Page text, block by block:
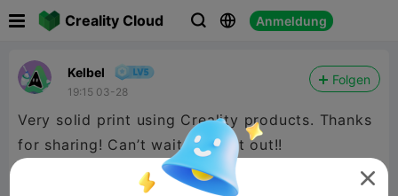
Creality Cloud   Anmeldung
Kelbel
19:15 03-28
Folgen
Very solid print using Creality products. Thanks
for sharing! Can’t wait to try it out!!
